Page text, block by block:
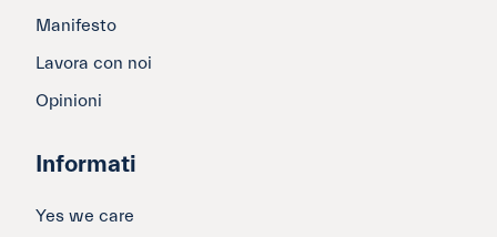
Manifesto
Lavora con noi
Opinioni
Informati
Yes we care